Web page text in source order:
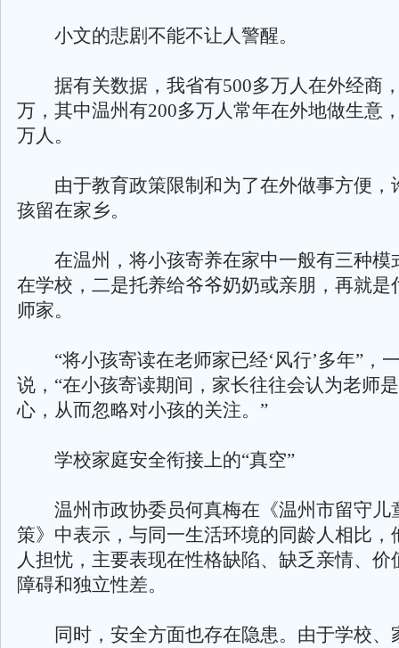
小文的悲剧不能不让人警醒。
据有关数据，我省有500多万人在外经商
万，其中温州有200多万人常年在外地做生意
万人。
由于教育政策限制和为了在外做事方便，
孩留在家乡。
在温州，将小孩寄养在家中一般有三种模
在学校，二是托养给爷爷奶奶或亲朋，再就是
师家。
“将小孩寄读在老师家已经‘风行’多年”，
说，“在小孩寄读期间，家长往往会认为老师
心，从而忽略对小孩的关注。”
学校家庭安全衔接上的“真空”
温州市政协委员何真梅在《温州市留守儿
策》中表示，与同一生活环境的同龄人相比，
人担忧，主要表现在性格缺陷、缺乏亲情、价
障碍和独立性差。
同时，安全方面也存在隐患。由于学校、